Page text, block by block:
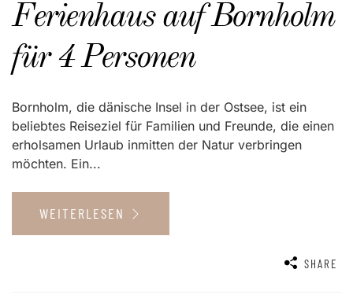
Ferienhaus auf Bornholm
für 4 Personen
Bornholm, die dänische Insel in der Ostsee, ist ein
beliebtes Reiseziel für Familien und Freunde, die einen
erholsamen Urlaub inmitten der Natur verbringen
möchten. Ein...
WEITERLESEN
SHARE